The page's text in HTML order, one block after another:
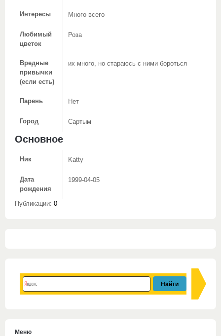
Интересы Много всего
Любимый
цветок
Роза
Вредные
привычки
(если есть)
их много, но стараюсь с ними бороться
Парень Нет
Город Сартым
Основное
Ник Katty
Дата
рождения
1999-04-05
Публикации: 0
Меню